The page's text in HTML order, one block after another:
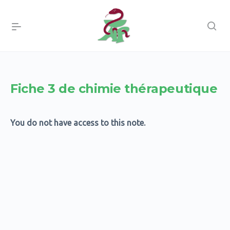
Fiche 3 de chimie thérapeutique
You do not have access to this note.